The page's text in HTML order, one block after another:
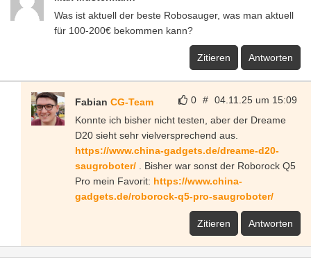
Was ist aktuell der beste Robosauger, was man aktuell
für 100-200€ bekommen kann?
Zitieren Antworten
0 # 04.11.25 um 15:09
Fabian CG-Team
Konnte ich bisher nicht testen, aber der Dreame
D20 sieht sehr vielversprechend aus.
https://www.china-gadgets.de/dreame-d20-
saugroboter/ . Bisher war sonst der Roborock Q5
Pro mein Favorit: https://www.china-
gadgets.de/roborock-q5-pro-saugroboter/
Zitieren Antworten